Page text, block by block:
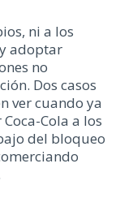
ni a los
adoptar
no
Dos casos
ver cuando ya
Cola a los
del bloqueo